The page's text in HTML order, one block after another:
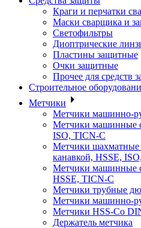
Краги и перчатки
Маски сварщика и
Светофильтры
Диоптрические
Пластины защитные
Очки защитные
Прочее для средств
Строительное
Метчики
Метчики машинно-
Метчики машинные
ISO, TICN-C
Метчики
канавкой, HSSE,
Метчики машинные
HSSE, TICN-C
Метчики трубные
Метчики машинно-
Метчики HSS-Co
Держатель метчика